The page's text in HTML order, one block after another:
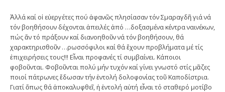
Ἀλλά καί οἱ εὐεργέτες πού ἀφανῶς πλησίασαν τόν Σμαραγδῆ γιά νά
τόν βοηθήσουν δέχονται ἀπειλές ἀπό …δοξασμένα κέντρα ναινέκων,
πώς ἄν τό πράξουν καί διανοηθοῦν νά τόν βοηθήσουν, θά
χαρακτηρισθοῦν …ρωσσόφιλοι καί θά ἔχουν προβλήματα μέ τίς
ἐπιχειρήσεις τους!!! Εἶναι προφανές τί συμβαίνει. Κάποιοι
φοβοῦνται. Φοβοῦνται πολύ μήν τυχόν καί γίνει γνωστό στίς μᾶζες
ποιοί πάτρωνες ἔδωσαν τήν ἐντολή δολοφονίας τοῦ Καποδίστρια.
Γιατί ὅπως θά ἀποκαλυφθεῖ, ἡ ἐντολή αὐτή εἶναι τό σταθερό μοτίβο